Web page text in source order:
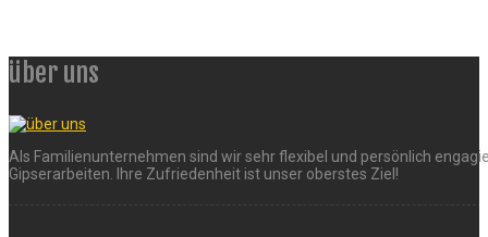
über uns
Als Familienunternehmen sind wir sehr flexibel und persönlich
Gipserarbeiten. Ihre Zufriedenheit ist unser oberstes Ziel!